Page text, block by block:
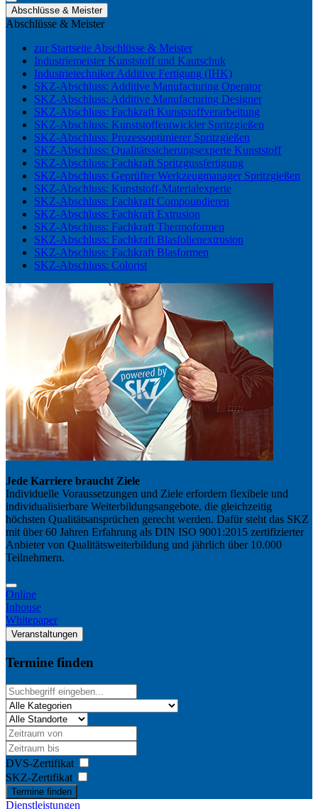
Abschlüsse & Meister
Abschlüsse & Meister
zur Startseite Abschlüsse & Meister
Industriemeister Kunststoff und Kautschuk
Industrietechniker Additive Fertigung (IHK)
SKZ-Abschluss: Additive Manufacturing Operator
SKZ-Abschluss: Additive Manufacturing Designer
SKZ-Abschluss: Fachkraft Kunststoffverarbeitung
SKZ-Abschluss: Kunststoffentwickler Spritzgießen
SKZ-Abschluss: Prozessoptimierer Spritzgießen
SKZ-Abschluss: Qualitätssicherungsexperte Kunststoff
SKZ-Abschluss: Fachkraft Spritzgussfertigung
SKZ-Abschluss: Geprüfter Werkzeugmanager Spritzgießen
SKZ-Abschluss: Kunststoff-Materialexperte
SKZ-Abschluss: Fachkraft Compoundieren
SKZ-Abschluss: Fachkraft Extrusion
SKZ-Abschluss: Fachkraft Thermoformen
SKZ-Abschluss: Fachkraft Blasfolienextrusion
SKZ-Abschluss: Fachkraft Blasformen
SKZ-Abschluss: Colorist
Jede Karriere braucht Ziele
Individuelle Voraussetzungen und Ziele erfordern flexibele und
individualisierbare Weiterbildungsangebote, die gleichzeitig
höchsten Qualitätsansprüchen gerecht werden. Dafür steht das SKZ
mit über 60 Jahren Erfahrung als DIN ISO 9001:2015 zertifizierter
Anbieter von Qualitätsweiterbildung und jährlich über 10.000
Teilnehmern.
Online
Inhouse
Whitepaper
Veranstaltungen
Termine finden
DVS-Zertifikat
SKZ-Zertifikat
Termine finden
Dienstleistungen